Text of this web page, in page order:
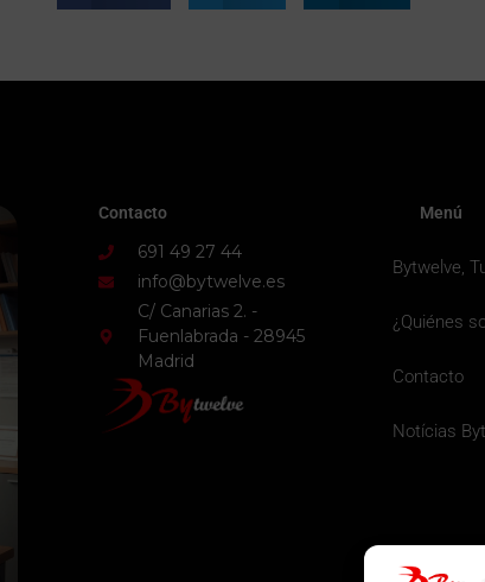
Contacto
691 49 27 44
info@bytwelve.es
C/ Canarias 2. -
Fuenlabrada - 28945
Madrid
Menú
Bytwelve,
¿Quiénes
Contacto
Notícias